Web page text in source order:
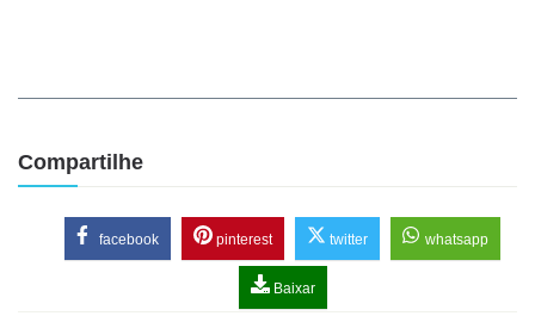
Compartilhe
facebook pinterest twitter whatsapp
Baixar